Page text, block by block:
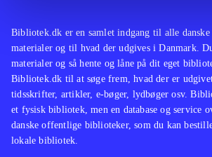
Bibliotek.dk er en samlet indgang til alle
materialer og til hvad der udgives i Danmark.
materialer og så hente og låne på dit eget
Bibliotek.dk til at søge frem, hvad der er
tidsskrifter, artikler, e-bøger, lydbøger osv.
et fysisk bibliotek, men en database og service
danske offentlige biblioteker, som du kan
lokale bibliotek.